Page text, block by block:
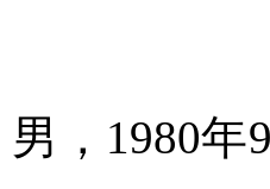
，1980